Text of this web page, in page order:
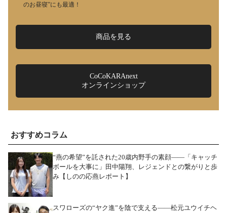
のお昼寝”にも最適！
商品を見る
CoCoKARAnext
オンラインショップ
おすすめコラム
“燕の希望”を託された20歳内野手の素顔――「キャッチ
ボールを大事に」田中陽翔、レジェンドとの繋がりと歩
み【しのの応燕レポート】
スワローズの“ヤク進”を陰で支える――松元ユウイチヘ